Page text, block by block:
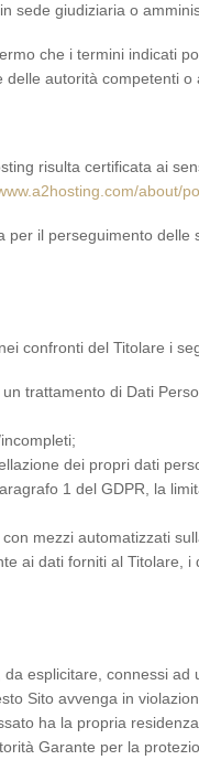
sede giudiziaria o
che i termini indicati
autorità competenti o
risulta certificata ai
about/
il perseguimento
confronti del Titolare i
trattamento di Dati
dei propri dati
1 del GDPR, la
mezzi automatizzati
ai dati forniti al Titolare,
esplicitare, connessi ad
Sito avvenga in
ha la propria
Garante per la